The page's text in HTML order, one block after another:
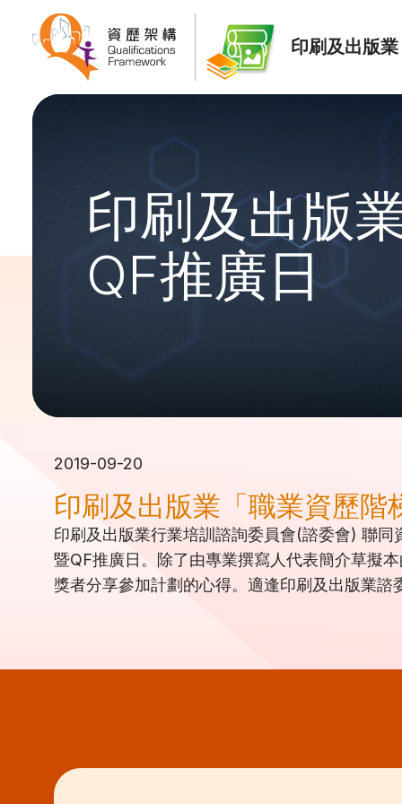
印刷及出版業
印刷及出版
QF推廣日
2019-09-20
印刷及出版業「職業資歷階
印刷及出版業行業培訓諮詢委員會(諮委會) 聯
暨QF推廣日。除了由專業撰寫人代表簡介草擬
獎者分享參加計劃的心得。適逢印刷及出版業